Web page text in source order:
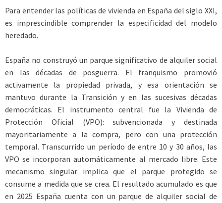
Para entender las políticas de vivienda en España del siglo XXI,
es imprescindible comprender la especificidad del modelo
heredado.
España no construyó un parque significativo de alquiler social
en las décadas de posguerra. El franquismo promovió
activamente la propiedad privada, y esa orientación se
mantuvo durante la Transición y en las sucesivas décadas
democráticas. El instrumento central fue la Vivienda de
Protección Oficial (VPO): subvencionada y destinada
mayoritariamente a la compra, pero con una protección
temporal. Transcurrido un período de entre 10 y 30 años, las
VPO se incorporan automáticamente al mercado libre. Este
mecanismo singular implica que el parque protegido se
consume a medida que se crea. El resultado acumulado es que
en 2025 España cuenta con un parque de alquiler social de